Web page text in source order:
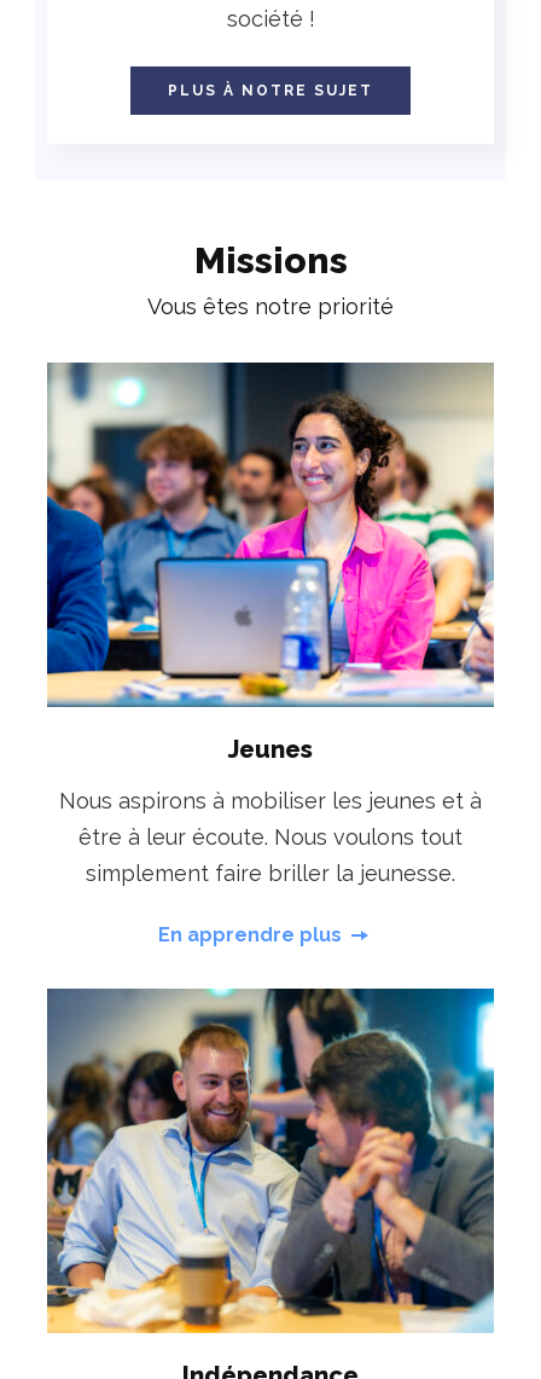
société !
PLUS À NOTRE SUJET
Missions
Vous êtes notre priorité
Jeunes
Nous aspirons à mobiliser les jeunes et à
être à leur écoute. Nous voulons tout
simplement faire briller la jeunesse.
En apprendre plus